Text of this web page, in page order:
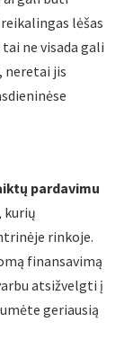
lėšas
ne visada gali
neretai jis
pardavimu
kurių
rinkoje.
finansavimą
atsižvelgti į
geriausią